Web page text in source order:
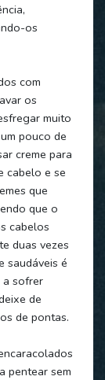
os
com
os
muito
pouco de
creme para
cabelo e se
que
que o
cabelos
duas vezes
saudáveis é
a sofrer
de
de pontas.
pentear sem